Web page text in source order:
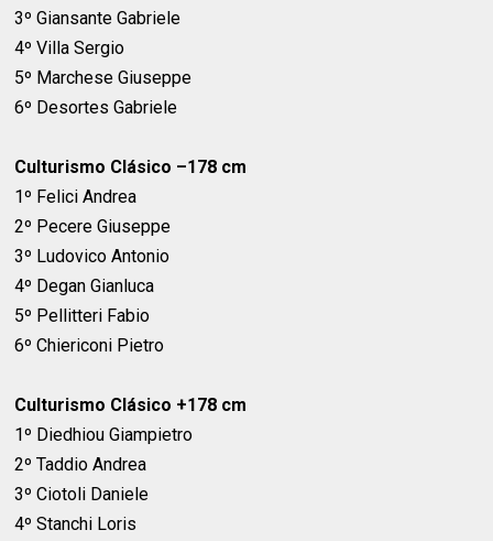
3º Giansante Gabriele
4º Villa Sergio
5º Marchese Giuseppe
6º Desortes Gabriele
Culturismo Clásico –178 cm
1º Felici Andrea
2º Pecere Giuseppe
3º Ludovico Antonio
4º Degan Gianluca
5º Pellitteri Fabio
6º Chiericoni Pietro
Culturismo Clásico +178 cm
1º Diedhiou Giampietro
2º Taddio Andrea
3º Ciotoli Daniele
4º Stanchi Loris